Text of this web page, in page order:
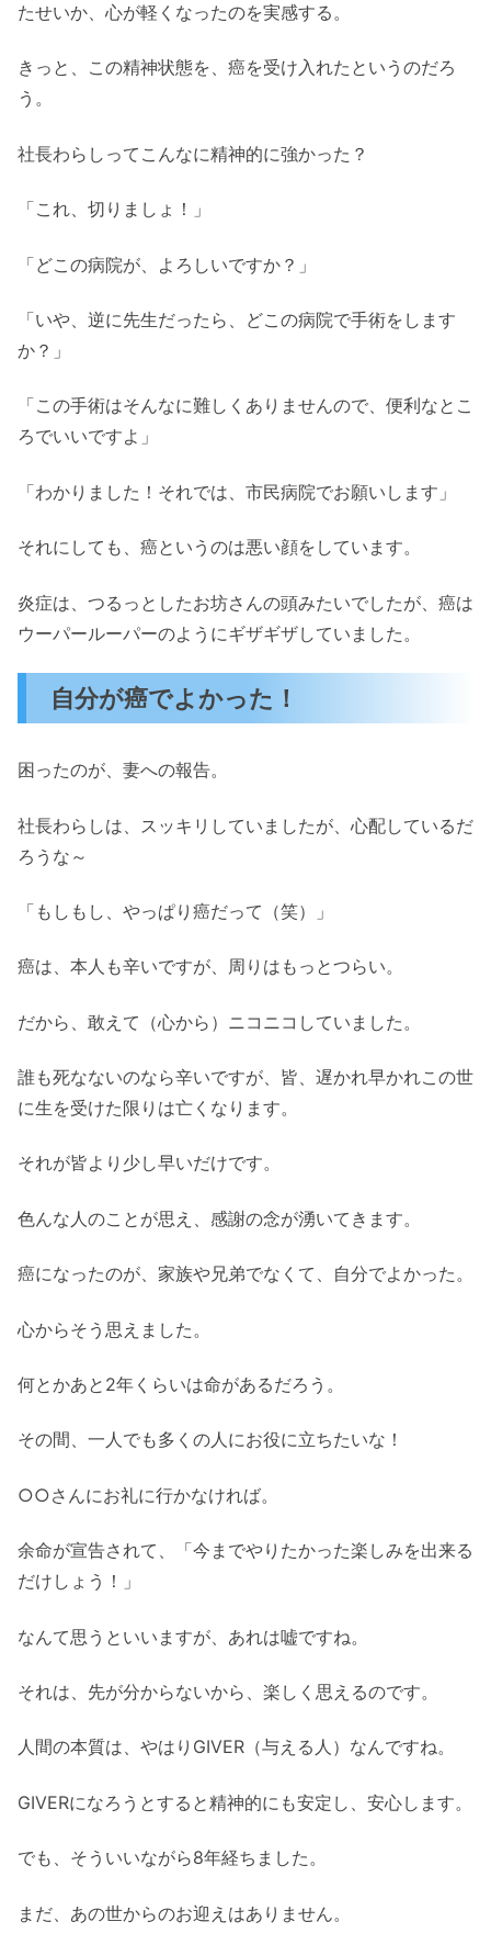
たせいか、心が軽くなったのを実感する。
きっと、この精神状態を、癌を受け入れたというのだろ
う。
社長わらしってこんなに精神的に強かった？
「これ、切りましょ！」
「どこの病院が、よろしいですか？」
「いや、逆に先生だったら、どこの病院で手術をします
か？」
「この手術はそんなに難しくありませんので、便利なとこ
ろでいいですよ」
「わかりました！それでは、市民病院でお願いします」
それにしても、癌というのは悪い顔をしています。
炎症は、つるっとしたお坊さんの頭みたいでしたが、癌は
ウーパールーパーのようにギザギザしていました。
自分が癌でよかった！
困ったのが、妻への報告。
社長わらしは、スッキリしていましたが、心配しているだ
ろうな～
「もしもし、やっぱり癌だって（笑）」
癌は、本人も辛いですが、周りはもっとつらい。
だから、敢えて（心から）ニコニコしていました。
誰も死なないのなら辛いですが、皆、遅かれ早かれこの世
に生を受けた限りは亡くなります。
それが皆より少し早いだけです。
色んな人のことが思え、感謝の念が湧いてきます。
癌になったのが、家族や兄弟でなくて、自分でよかった。
心からそう思えました。
何とかあと2年くらいは命があるだろう。
その間、一人でも多くの人にお役に立ちたいな！
○○さんにお礼に行かなければ。
余命が宣告されて、「今までやりたかった楽しみを出来る
だけしょう！」
なんて思うといいますが、あれは嘘ですね。
それは、先が分からないから、楽しく思えるのです。
人間の本質は、やはりGIVER（与える人）なんですね。
GIVERになろうとすると精神的にも安定し、安心します。
でも、そういいながら8年経ちました。
まだ、あの世からのお迎えはありません。